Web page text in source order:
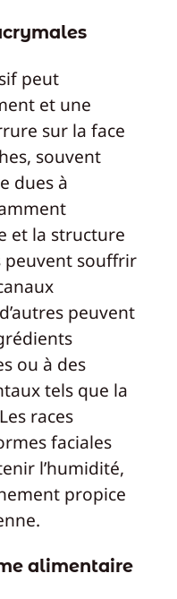
peut
et une
sur la face
souvent
dues à
et la structure
peuvent souffrir
peuvent
ou à des
tels que la
races
faciales
l’humidité,
propice
alimentaire